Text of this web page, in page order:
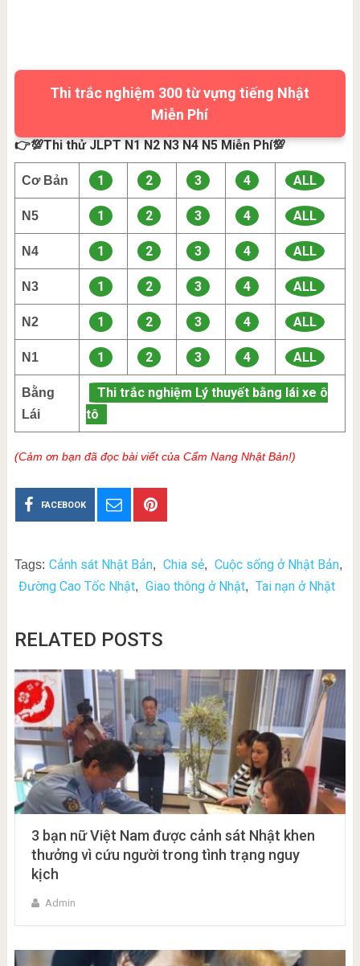
Thi trắc nghiệm 300 từ vựng tiếng Nhật
Miễn Phí
👉💯Thi thử JLPT N1 N2 N3 N4 N5 Miễn Phí💯
Cơ Bản 1 2 3 4 ALL
N5 1 2 3 4 ALL
N4 1 2 3 4 ALL
N3 1 2 3 4 ALL
N2 1 2 3 4 ALL
N1 1 2 3 4 ALL
Bằng
Lái
Thi trắc nghiệm Lý thuyết bằng lái xe ô
tô
(Cảm ơn bạn đã đọc bài viết của Cẩm Nang Nhật Bản!)
FACEBOOK
Tags: Cảnh sát Nhật Bản, Chia sẻ, Cuộc sống ở Nhật Bản,
Đường Cao Tốc Nhật, Giao thông ở Nhật, Tai nạn ở Nhật
RELATED POSTS
3 bạn nữ Việt Nam được cảnh sát Nhật khen
thưởng vì cứu người trong tình trạng nguy
kịch
Admin